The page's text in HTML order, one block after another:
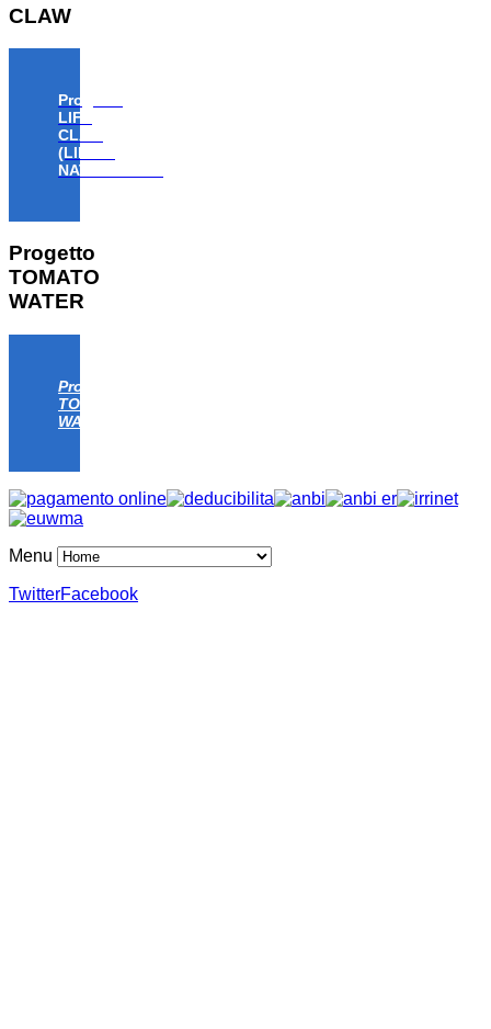
CLAW
Progetto
LIFE
CLAW
(LIFE18
NAT/IT/000806)
Progetto
TOMATO
WATER
Progetto
TOMATO
WATER
Menu
TwitterFacebook